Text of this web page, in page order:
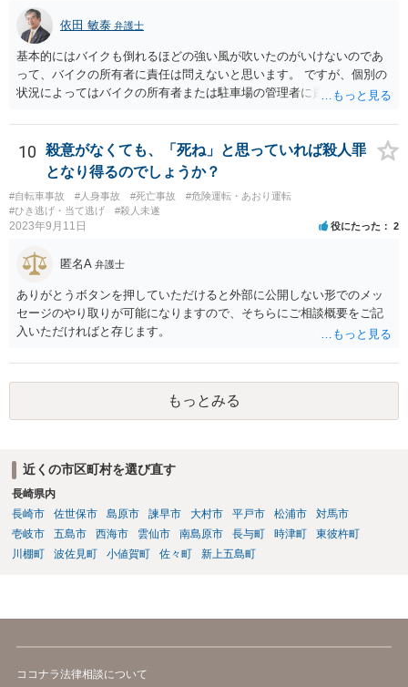
弁護士に相談•依頼する必要が出てくるかもしれません。 •いずれにし
ても、この掲示板の守備範囲を超えているご相談と思われますので、
ご心配であれば、お住まいの地域等の弁護士に直接アポをとり、相談
なさってみることをご検討下さい。
して自分でそう思っていなくても、客観的に人が死んでもおかしくな
い危険行為を、危険だと知っていてやると故意は認められてしまう可
能性が高いです。人を殺そうという意欲までは不要です。
依田 敏泰 弁護士
基本的にはバイクも倒れるほどの強い風が吹いたのがいけないのであ
って、バイクの所有者に責任は問えないと思います。 ですが、個別の
状況によってはバイクの所有者または駐車場の管理者に責任を問うこ
来、バイクを止めるべき場所に止められていなかった場合です。バイ
クが風にあおられて車に倒れ込んでくるようであれば、車とバイクの
止まっていた位置はあまり離れていなかったと思われ、車に乗り降り
するためにも支障がある程度にしか離れていなかったものと思われま
す。そもそもそのような車の乗り降りに支障が生ずるような位置にバ
イクが止めるべき場所になっていたのでしょうか。バイクを止めるべ
責任を問える余地があると思います。 また、バイクが止まっていた場
所は指定された場所であり、バイクが止められていたことに問題がな
いのだとしたらバイクの所有者に責任は問えませんが、駐車場の配
置、レイアウトを設計した者に責任があるともいえ、このような接触
を引き起こしかねない状況の配置のままに放置をしていた駐車場管理
いうことです。
10
殺意がなくても、「死ね」と思っていれば殺人罪
となり得るのでしょうか？
#自転車事故 #人身事故 #死亡事故
#危険運転・あおり運転
#ひき逃げ・当て逃げ
#殺人未遂
2023年9月11日 役にたった 2
匿名A 弁護士
ありがとうボタンを押していただけると外部に公開しない形でのメッ
セージのやり取りが可能になりますので、そちらにご相談概要をご記
入いただければと存じます。
もっとみる
近くの市区町村を選び直す
長崎県内
長崎市
佐世保市 島原市 諫早市 大村市 平戸市 松浦市
対馬市
壱岐市
五島市 西海市 雲仙市 南島原市 長与町 時津町
東彼杵町
川棚町
波佐見町 小値賀町 佐々町 新上五島町
ココナラ法律相談について